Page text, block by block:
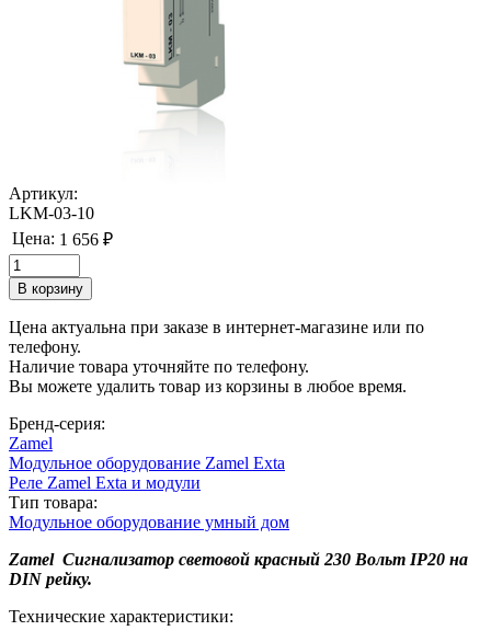
Артикул:
LKM-03-10
Цена: 1 656 ₽
Цена актуальна при заказе в интернет-магазине или по
телефону.
Наличие товара уточняйте по телефону.
Вы можете удалить товар из корзины в любое время.
Бренд-серия:
Zamel
Модульное оборудование Zamel Exta
Реле Zamel Exta и модули
Тип товара:
Модульное оборудование умный дом
Zamel Сигнализатор световой красный 230 Вольт IP20 на
DIN рейку.
Технические характеристики: